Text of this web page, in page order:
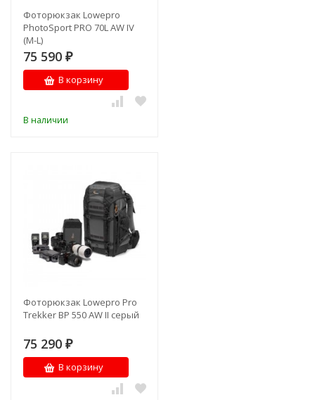
Фоторюкзак Lowepro
PhotoSport PRO 70L AW IV
(M-L)
75 590 ₽
В корзину
В наличии
Фоторюкзак Lowepro Pro
Trekker BP 550 AW II серый
75 290 ₽
В корзину